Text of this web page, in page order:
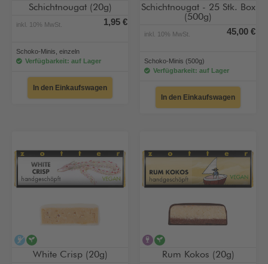
Schichtnougat (20g)
inkl. 10% MwSt. 1,95 €
Schoko-Minis, einzeln
Verfügbarkeit: auf Lager
In den Einkaufswagen
Schichtnougat - 25 Stk. Box
(500g)
inkl. 10% MwSt. 45,00 €
Schoko-Minis (500g)
Verfügbarkeit: auf Lager
In den Einkaufswagen
alkoholfrei
White Crisp (20g)
alkoholhaltig
Rum Kokos (20g)